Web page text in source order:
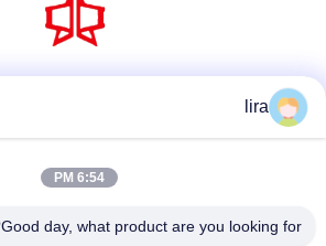
lira
6:54 PM
Good day, what product are you looking for?